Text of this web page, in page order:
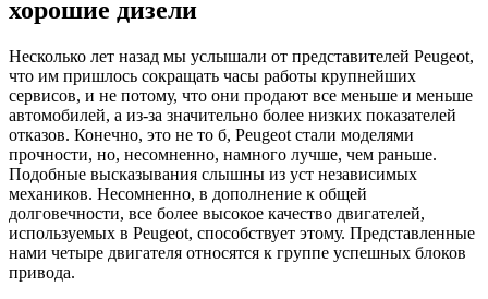
хорошие дизели
Несколько лет назад мы услышали от представителей Peugeot,
что им пришлось сокращать часы работы крупнейших
сервисов, и не потому, что они продают все меньше и меньше
автомобилей, а из-за значительно более низких показателей
отказов. Конечно, это не то б, Peugeot стали моделями
прочности, но, несомненно, намного лучше, чем раньше.
Подобные высказывания слышны из уст независимых
механиков. Несомненно, в дополнение к общей
долговечности, все более высокое качество двигателей,
используемых в Peugeot, способствует этому. Представленные
нами четыре двигателя относятся к группе успешных блоков
привода.